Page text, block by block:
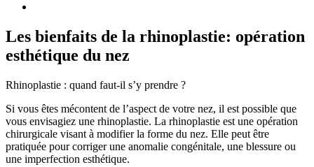
Les bienfaits de la rhinoplastie: opération
esthétique du nez
Rhinoplastie : quand faut-il s’y prendre ?
Si vous êtes mécontent de l’aspect de votre nez, il est possible que
vous envisagiez une rhinoplastie. La rhinoplastie est une opération
chirurgicale visant à modifier la forme du nez. Elle peut être
pratiquée pour corriger une anomalie congénitale, une blessure ou
une imperfection esthétique.